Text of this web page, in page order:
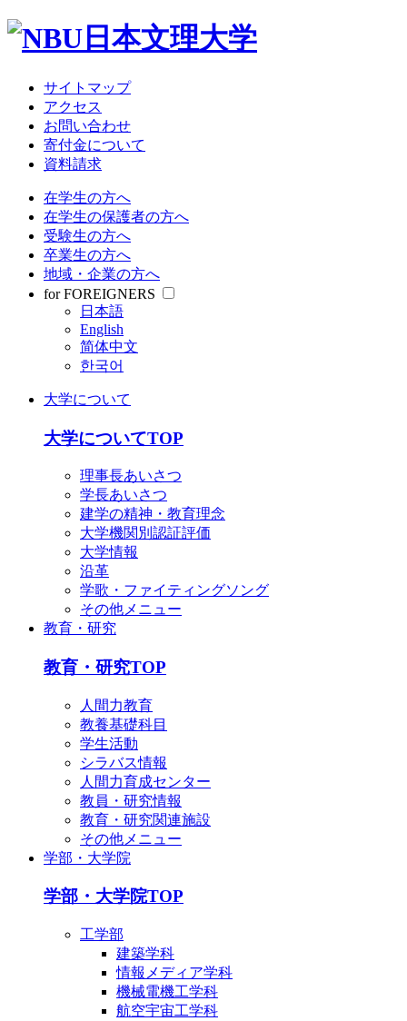
サイトマップ
アクセス
お問い合わせ
寄付金について
資料請求
在学生の方へ
在学生の保護者の方へ
受験生の方へ
卒業生の方へ
地域・企業の方へ
for FOREIGNERS
日本語
English
简体中文
한국어
大学について
大学についてTOP
理事長あいさつ
学長あいさつ
建学の精神・教育理念
大学機関別認証評価
大学情報
沿革
学歌・ファイティングソング
その他メニュー
教育・研究
教育・研究TOP
人間力教育
教養基礎科目
学生活動
シラバス情報
人間力育成センター
教員・研究情報
教育・研究関連施設
その他メニュー
学部・大学院
学部・大学院TOP
工学部
建築学科
情報メディア学科
機械電機工学科
航空宇宙工学科